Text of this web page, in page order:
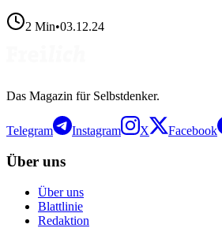
2 Min•03.12.24
Das Magazin für Selbstdenker.
Telegram Instagram X Facebook
Über uns
Über uns
Blattlinie
Redaktion